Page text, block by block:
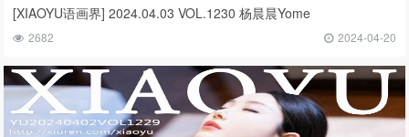
[XIAOYU语画界] 2024.04.03 VOL.1230 杨晨晨Yome
2682 2024-04-20